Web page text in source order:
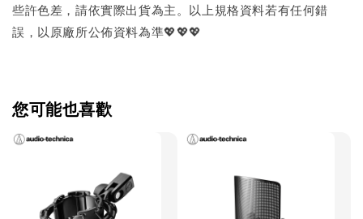
些許色差，請依實際出貨為主。以上規格資料若有任何錯
誤，以原廠所公佈資料為準💖💖💖
您可能也喜歡